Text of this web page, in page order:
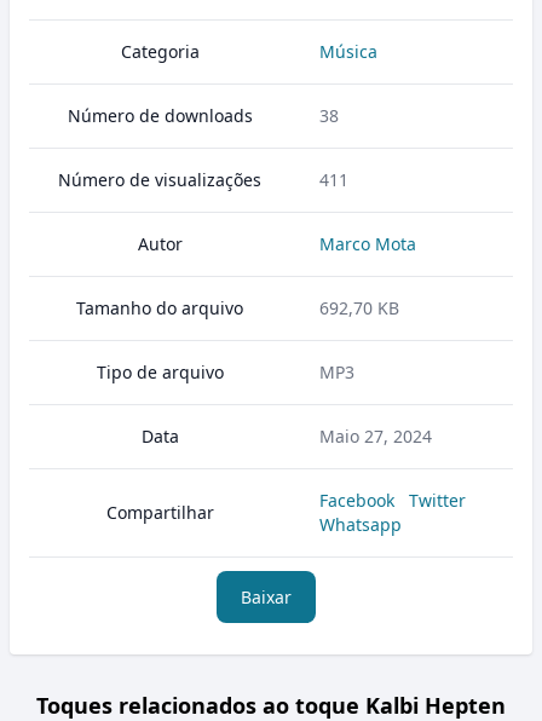
Categoria Música
Número de downloads 38
Número de visualizações 411
Autor Marco Mota
Tamanho do arquivo 692,70 KB
Tipo de arquivo MP3
Data Maio 27, 2024
Compartilhar
Facebook
Twitter
Whatsapp
Baixar
Toques relacionados ao toque Kalbi Hepten